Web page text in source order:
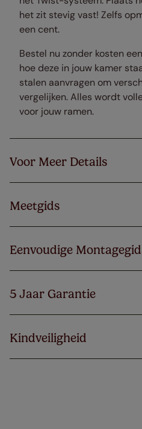
het zit stevig vast! Zelfs
een cent.
Bestel nu zonder kosten
hoe deze in jouw kamer
stalen aanvragen om
vergelijken. Alles wordt
voor jouw ramen.
Voor Meer Details
Meetgids
Eenvoudige
5 Jaar Garantie
Kindveiligheid